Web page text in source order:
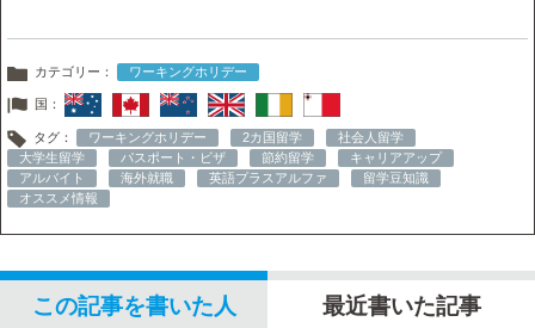
カテゴリー： ワーキングホリデー
国：
タグ： ワーキングホリデー 2カ国留学
社会人留学
大学生留学
パスポート・ビザ 節約留学
キャリアアップ
アルバイト
海外就職 英語プラスアルファ
留学豆知識
オススメ情報
この記事を書いた人 最近書いた記事